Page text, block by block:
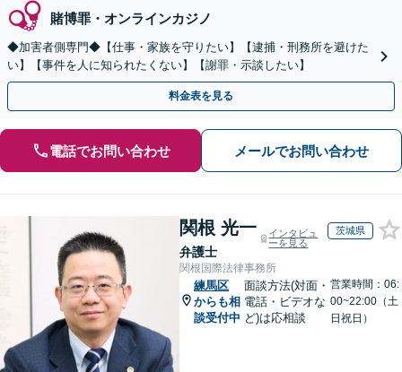
賭博罪・オンラインカジノ
◆加害者側専門◆【仕事・家族を守りたい】【逮捕・刑務所を避けた
い】【事件を人に知られたくない】【謝罪・示談したい】
料金表を見る
電話でお問い合わせ メールでお問い合わせ
関根 光一
弁護士
インタビュ
ーを見る
茨城県
関根国際法律事務所
練馬区
からも相
談受付中
面談方法(対面・
電話・ビデオな
ど)は応相談
営業時間：06:
00~22:00（土
日祝日）